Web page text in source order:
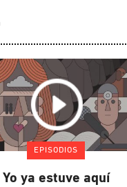
EPISODIOS
Yo ya estuve aquí